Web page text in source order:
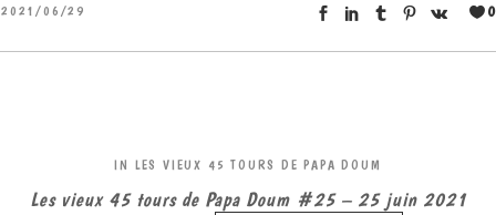
2021/06/29 0
IN LES VIEUX 45 TOURS DE PAPA DOUM
Les vieux 45 tours de Papa Doum #25 – 25 juin 2021